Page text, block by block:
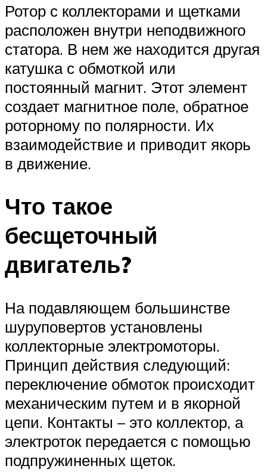
Ротор с коллекторами и щетками
расположен внутри неподвижного
статора. В нем же находится другая
катушка с обмоткой или
постоянный магнит. Этот элемент
создает магнитное поле, обратное
роторному по полярности. Их
взаимодействие и приводит якорь
в движение.
Что такое
бесщеточный
двигатель?
На подавляющем большинстве
шуруповертов установлены
коллекторные электромоторы.
Принцип действия следующий:
переключение обмоток происходит
механическим путем и в якорной
цепи. Контакты – это коллектор, а
электроток передается с помощью
подпружиненных щеток.